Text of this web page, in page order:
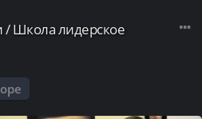
/Школа лидерское